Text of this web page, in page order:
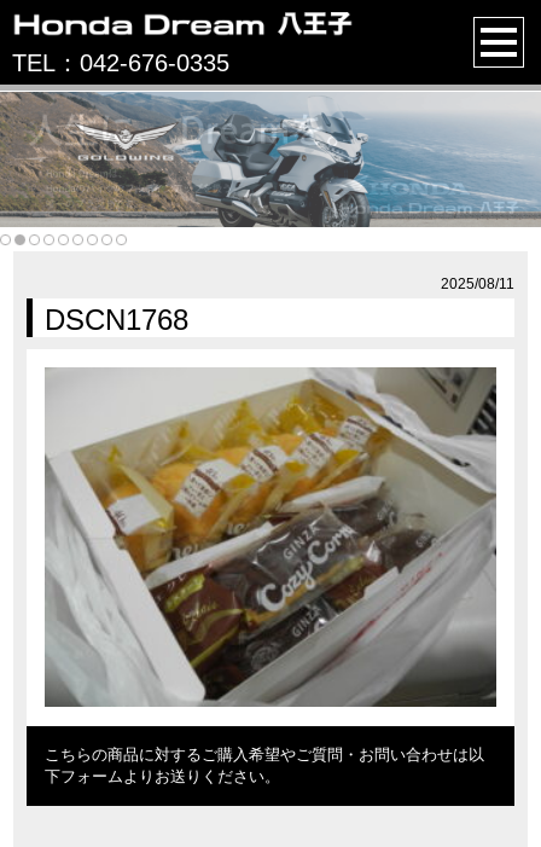
TEL：042-676-0335
2025/08/11
DSCN1768
こちらの商品に対するご購入希望やご質問・お問い合わせは以
下フォームよりお送りください。